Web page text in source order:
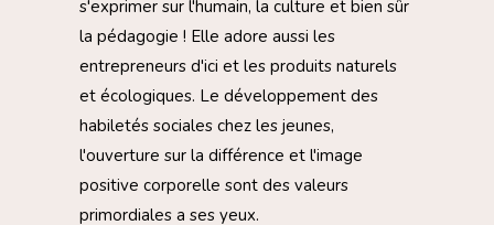
s'exprimer sur l'humain, la culture et bien sûr
la pédagogie ! Elle adore aussi les
entrepreneurs d'ici et les produits naturels
et écologiques. Le développement des
habiletés sociales chez les jeunes,
l'ouverture sur la différence et l'image
positive corporelle sont des valeurs
primordiales a ses yeux.